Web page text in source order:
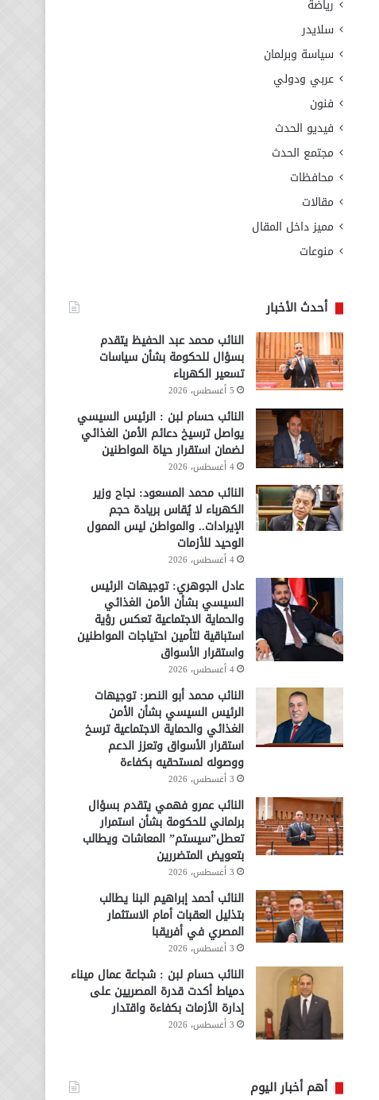
رياضة
سلايدر
سياسة وبرلمان
عربي ودولي
فنون
فيديو الحدث
مجتمع الحدث
محافظات
مقالات
مميز داخل المقال
منوعات
أحدث الأخبار
النائب محمد عبد الحفيظ يتقدم
بسؤال للحكومة بشأن سياسات
تسعير الكهرباء
5 أغسطس، 2026
النائب حسام لبن : الرئيس السيسي
يواصل ترسيخ دعائم الأمن الغذائي
لضمان استقرار حياة المواطنين
4 أغسطس، 2026
النائب محمد المسعود: نجاح وزير
الكهرباء لا يُقاس بريادة حجم
الإيرادات.. والمواطن ليس الممول
الوحيد للأزمات
4 أغسطس، 2026
عادل الجوهري: توجيهات الرئيس
السيسي بشأن الأمن الغذائي
والحماية الاجتماعية تعكس رؤية
استباقية لتأمين احتياجات المواطنين
واستقرار الأسواق
4 أغسطس، 2026
النائب محمد أبو النصر: توجيهات
الرئيس السيسي بشأن الأمن
الغذائي والحماية الاجتماعية ترسخ
استقرار الأسواق وتعزز الدعم
ووصوله لمستحقيه بكفاءة
3 أغسطس، 2026
النائب عمرو فهمي يتقدم بسؤال
برلماني للحكومة بشأن استمرار
تعطل”سيستم” المعاشات ويطالب
بتعويض المتضررين
3 أغسطس، 2026
النائب أحمد إبراهيم البنا يطالب
بتذليل العقبات أمام الاستثمار
المصري في أفريقبا
3 أغسطس، 2026
النائب حسام لبن : شجاعة عمال ميناء
دمياط أكدت قدرة المصريين على
إدارة الأزمات بكفاءة واقتدار
3 أغسطس، 2026
أهم أخبار اليوم